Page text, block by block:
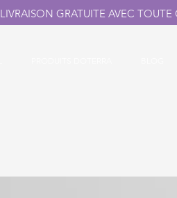
LIVRAISON GRATUITE AVEC